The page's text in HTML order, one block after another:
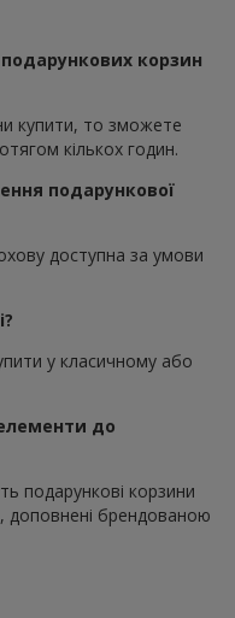
корзин
купити, то зможете
кількох годин.
подарункової
доступна за умови
у класичному або
до
подарункові корзини
доповнені брендованою